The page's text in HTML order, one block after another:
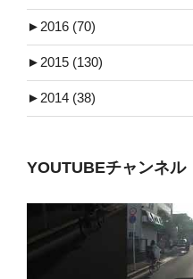
►2016 (70)
►2015 (130)
►2014 (38)
YOUTUBEチャンネル